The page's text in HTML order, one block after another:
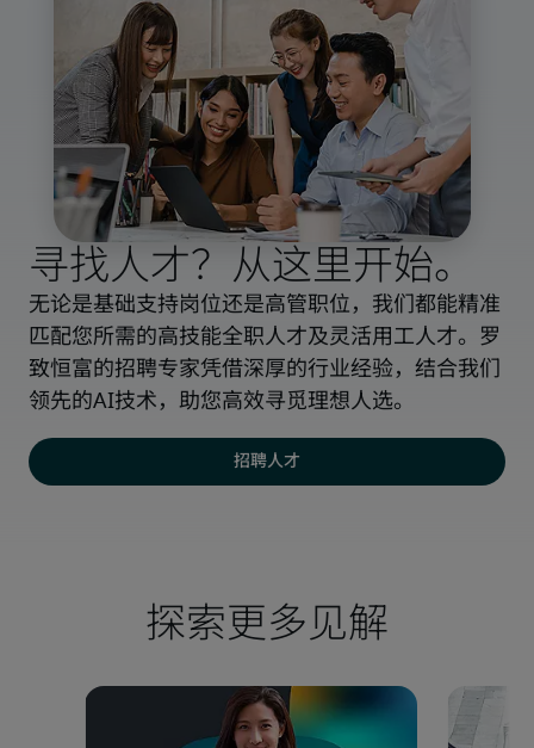
寻找人才？从这里开始。
无论是基础支持岗位还是高管职位，我们都能精准
匹配您所需的高技能全职人才及灵活用工人才。罗
致恒富的招聘专家凭借深厚的行业经验，结合我们
领先的AI技术，助您高效寻觅理想人选。
招聘人才
探索更多见解